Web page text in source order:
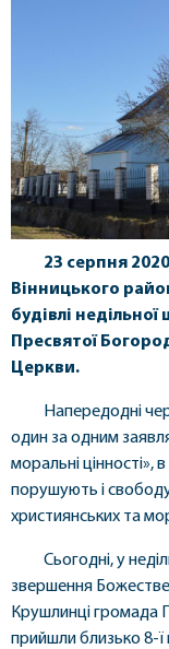
23 серпня
Вінницького
будівлі
Пресвятої
Церкви.
Напередодні
один за одним
моральні цінності»,
порушують і
християнських та
Сьогодні, у
звершення
Крушлинці громада
прийшли близько 8-ї